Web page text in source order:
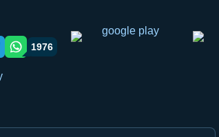
orqali ulashish
WhatsApp orqali ulashish
1976